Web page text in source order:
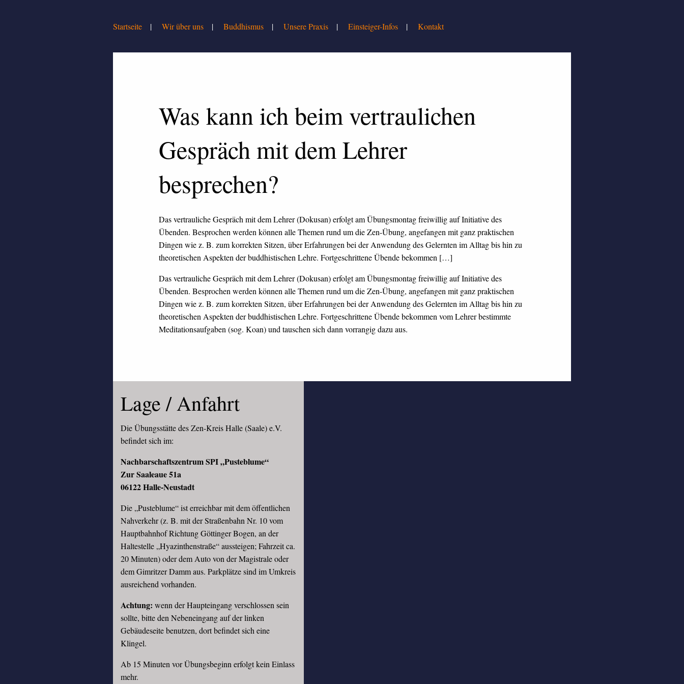
Startseite
Wir über uns Buddhismus Unsere Praxis Einsteiger-Infos Kontakt
Was kann ich beim vertraulichen
Gespräch mit dem Lehrer
besprechen?
Das vertrauliche Gespräch mit dem Lehrer (Dokusan) erfolgt am Übungsmontag freiwillig auf Initiative des
Übenden. Besprochen werden können alle Themen rund um die Zen-Übung, angefangen mit ganz praktischen
Dingen wie z. B. zum korrekten Sitzen, über Erfahrungen bei der Anwendung des Gelernten im Alltag bis hin zu
theoretischen Aspekten der buddhistischen Lehre. Fortgeschrittene Übende bekommen […]
Das vertrauliche Gespräch mit dem Lehrer (Dokusan) erfolgt am Übungsmontag freiwillig auf Initiative des
Übenden. Besprochen werden können alle Themen rund um die Zen-Übung, angefangen mit ganz praktischen
Dingen wie z. B. zum korrekten Sitzen, über Erfahrungen bei der Anwendung des Gelernten im Alltag bis hin zu
theoretischen Aspekten der buddhistischen Lehre. Fortgeschrittene Übende bekommen vom Lehrer bestimmte
Meditationsaufgaben (sog. Koan) und tauschen sich dann vorrangig dazu aus.
Lage / Anfahrt
Die Übungsstätte des Zen-Kreis Halle (Saale) e.V.
befindet sich im:
Nachbarschaftszentrum SPI „Pusteblume“
Zur Saaleaue 51a
06122 Halle-Neustadt
Die „Pusteblume“ ist erreichbar mit dem öffentlichen
Nahverkehr (z. B. mit der Straßenbahn Nr. 10 vom
Hauptbahnhof Richtung Göttinger Bogen, an der
Haltestelle „Hyazinthenstraße“ aussteigen; Fahrzeit ca.
20 Minuten) oder dem Auto von der Magistrale oder
dem Gimritzer Damm aus. Parkplätze sind im Umkreis
ausreichend vorhanden.
Achtung: wenn der Haupteingang verschlossen sein
sollte, bitte den Nebeneingang auf der linken
Gebäudeseite benutzen, dort befindet sich eine
Klingel.
Ab 15 Minuten vor Übungsbeginn erfolgt kein Einlass
mehr.